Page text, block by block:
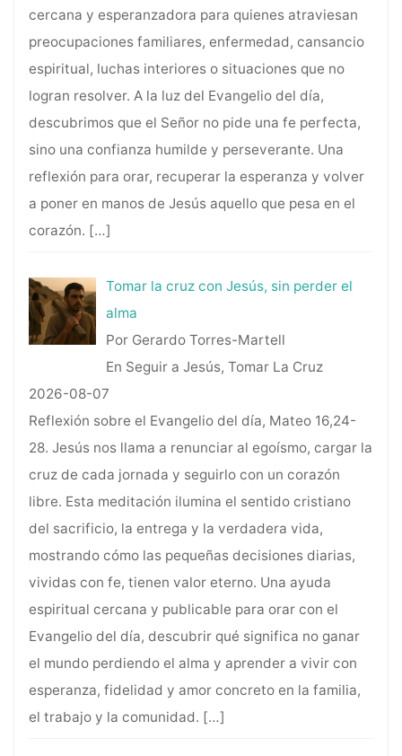
cercana y esperanzadora para quienes atraviesan
preocupaciones familiares, enfermedad, cansancio
espiritual, luchas interiores o situaciones que no
logran resolver. A la luz del Evangelio del día,
descubrimos que el Señor no pide una fe perfecta,
sino una confianza humilde y perseverante. Una
reflexión para orar, recuperar la esperanza y volver
a poner en manos de Jesús aquello que pesa en el
corazón. […]
Tomar la cruz con Jesús, sin perder el
alma
Por Gerardo Torres-Martell
En Seguir a Jesús, Tomar La Cruz
2026-08-07
Reflexión sobre el Evangelio del día, Mateo 16,24-
28. Jesús nos llama a renunciar al egoísmo, cargar la
cruz de cada jornada y seguirlo con un corazón
libre. Esta meditación ilumina el sentido cristiano
del sacrificio, la entrega y la verdadera vida,
mostrando cómo las pequeñas decisiones diarias,
vividas con fe, tienen valor eterno. Una ayuda
espiritual cercana y publicable para orar con el
Evangelio del día, descubrir qué significa no ganar
el mundo perdiendo el alma y aprender a vivir con
esperanza, fidelidad y amor concreto en la familia,
el trabajo y la comunidad. […]